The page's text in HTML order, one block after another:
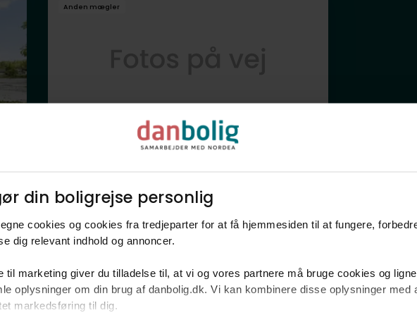
din boligrejse personlig​
cookies og cookies fra tredjeparter for at få hjemmesiden til at fungere,
dig relevant indhold og annoncer.​
til marketing giver du tilladelse til, at vi og vores partnere må bruge cookies og
oplysninger om din brug af danbolig.dk. Vi kan kombinere disse oplysninger med
markedsføring til dig.​
Anden mægler
3450 Allerød